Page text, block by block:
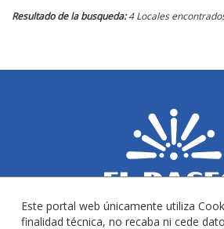
Resultado de la busqueda:4 Locales
Este portal web únicamente utiliza
finalidad técnica, no recaba ni cede